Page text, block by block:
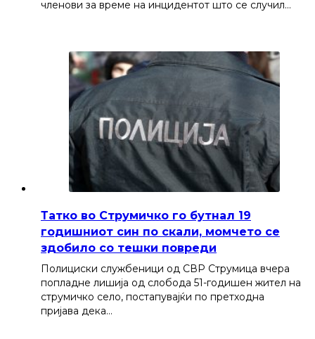
членови за време на инцидентот што се случил…
Татко во Струмичко го бутнал 19
годишниот син по скали, момчето се
здобило со тешки повреди
Полициски службеници од СВР Струмица вчера
попладне лишија од слобода 51-годишен жител на
струмичко село, постапувајќи по претходна
пријава дека…